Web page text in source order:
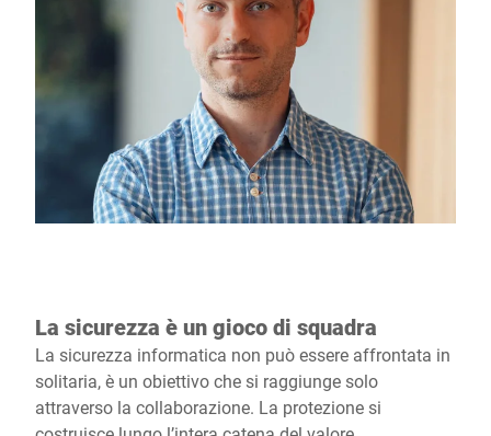
La sicurezza è un gioco di squadra
La sicurezza informatica non può essere affrontata in
solitaria, è un obiettivo che si raggiunge solo
attraverso la collaborazione. La protezione si